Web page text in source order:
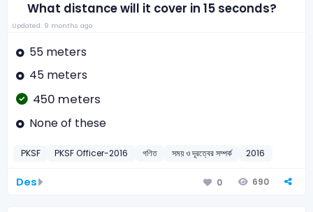
What distance will it cover in 15 seconds?
Updated: 9 months ago
55 meters
45 meters
450 meters
None of these
PKSF PKSF Officer-2016 গণিত সময় ও দূরত্বের সম্পর্ক 2016
Des 0 690